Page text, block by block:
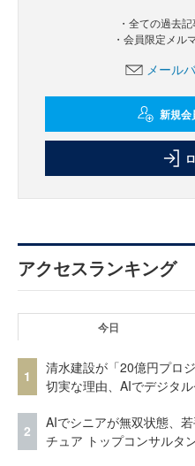
・全ての過去
・会員限定メル
メール
新規会
アクセスランキング
今日
1
清水建設が「20億円プロ
切実な理由、AIでデジタ
2
AIでシニアが無双状態、
チュア トップコンサルタ